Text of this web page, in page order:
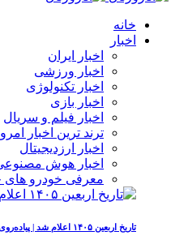
خانه
اخبار
اخبار ایران
اخبار ورزشی
اخبار تکنولوژی
اخبار بازی
اخبار فیلم و سریال
ترند ترین اخبار
اخبار ارزدیجیتال
اخبار هوش
معرفی خودرو های
تاریخ اربعین ۱۴۰۵ اعلام شد | پیاده‌روی اربعین از چه روزی شروع می‌ شود؟